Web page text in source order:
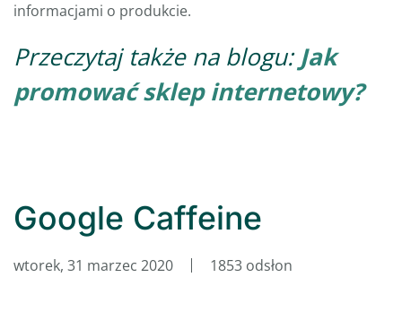
informacjami o produkcie.
Przeczytaj także na blogu: Jak
promować sklep internetowy?
Google Caffeine
wtorek, 31 marzec 2020 1853 odsłon